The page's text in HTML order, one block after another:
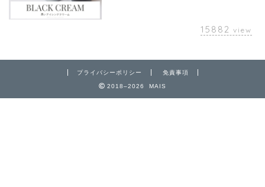
15882 view
プライバシーポリシー 免責事項
2018–2026 MAIS